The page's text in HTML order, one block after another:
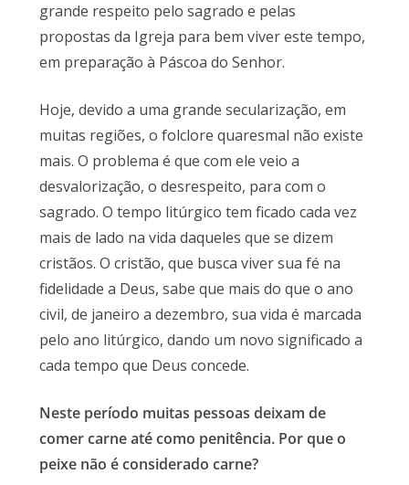
grande respeito pelo sagrado e pelas
propostas da Igreja para bem viver este tempo,
em preparação à Páscoa do Senhor.
Hoje, devido a uma grande secularização, em
muitas regiões, o folclore quaresmal não existe
mais. O problema é que com ele veio a
desvalorização, o desrespeito, para com o
sagrado. O tempo litúrgico tem ficado cada vez
mais de lado na vida daqueles que se dizem
cristãos. O cristão, que busca viver sua fé na
fidelidade a Deus, sabe que mais do que o ano
civil, de janeiro a dezembro, sua vida é marcada
pelo ano litúrgico, dando um novo significado a
cada tempo que Deus concede.
Neste período muitas pessoas deixam de
comer carne até como penitência. Por que o
peixe não é considerado carne?